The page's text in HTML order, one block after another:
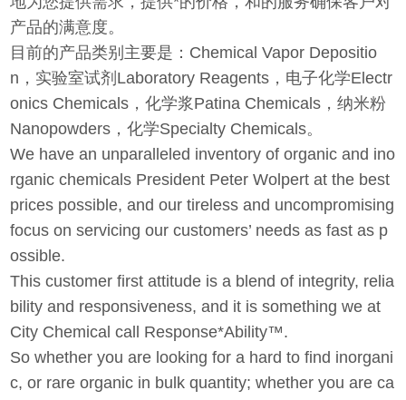
产品的满意度。
目前的产品类别主要是：Chemical Vapor Depositio
n，实验室试剂Laboratory Reagents，电子化学Electr
onics Chemicals，化学浆Patina Chemicals，纳米粉
Nanopowders，化学Specialty Chemicals。
We have an unparalleled inventory of organic and ino
rganic chemicals President Peter Wolpert at the best
prices possible, and our tireless and uncompromising
focus on servicing our customers’ needs as fast as p
ossible.
This customer first attitude is a blend of integrity, relia
bility and responsiveness, and it is something we at
City Chemical call Response*Ability™.
So whether you are looking for a hard to find inorgani
c, or rare organic in bulk quantity; whether you are ca